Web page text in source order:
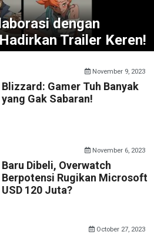
dengan
Trailer Keren!
November 9, 2023
Blizzard: Gamer Tuh Banyak
yang Gak Sabaran!
November 6, 2023
Baru Dibeli, Overwatch
Berpotensi Rugikan Microsoft
USD 120 Juta?
October 27, 2023